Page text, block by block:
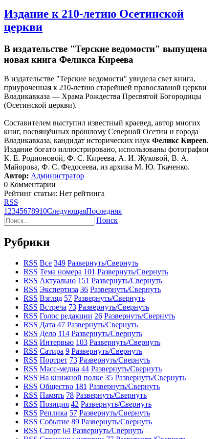
Издание к 210-летию Осетинской
церкви
В издательстве "Терские ведомости" выпущена
новая книга Феликса Киреева
В издательстве "Терские ведомости" увидела свет книга,
приуроченная к 210-летию старейшей православной церкви
Владикавказа — Храма Рождества Пресвятой Богородицы
(Осетинской церкви).
Составителем выступил известный краевед, автор многих
книг, посвящённых прошлому Северной Осетии и города
Владикавказа, кандидат исторических наук Феликс Киреев.
Издание богато иллюстрировано, использованы фотографии
К. Е. Родионовой, Ф. С. Киреева, А. И. Жуковой, В. А.
Майорова, Ф. С. Федосеева, из архива М. Ю. Ткаченко.
Автор: Администратор
0 Комментарии
Рейтинг статьи: Нет рейтинга
RSS
1 2345678910СледующаяПоследняя
Поиск
Рубрики
RSS Все 349 Развернуть/Свернуть
RSS Тема номера 101 Развернуть/Свернуть
RSS Актуально 151 Развернуть/Свернуть
RSS Экспертиза 36 Развернуть/Свернуть
RSS Взгляд 57 Развернуть/Свернуть
RSS Встреча 73 Развернуть/Свернуть
RSS Голос редакции 26 Развернуть/Свернуть
RSS Дата 47 Развернуть/Свернуть
RSS Дело 114 Развернуть/Свернуть
RSS Интервью 103 Развернуть/Свернуть
RSS Сатира 9 Развернуть/Свернуть
RSS Портрет 73 Развернуть/Свернуть
RSS Масс-медиа 44 Развернуть/Свернуть
RSS На книжной полке 35 Развернуть/Свернуть
RSS Общество 181 Развернуть/Свернуть
RSS Память 78 Развернуть/Свернуть
RSS Позиция 42 Развернуть/Свернуть
RSS Реплика 57 Развернуть/Свернуть
RSS Событие 89 Развернуть/Свернуть
RSS Спорт 64 Развернуть/Свернуть